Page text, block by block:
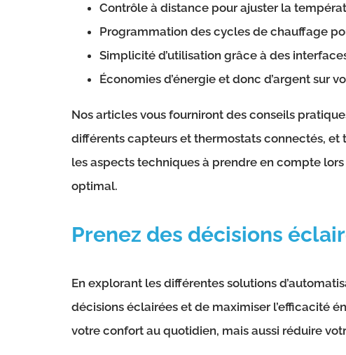
Contrôle à distance pour ajuster la
Programmation des cycles de chauffage
Simplicité d’utilisation grâce à des
Économies d’énergie et donc d’argent sur
Nos articles vous fourniront des conseils
différents capteurs et thermostats connectés,
les aspects techniques à prendre en compte
optimal.
Prenez des décisions
En explorant les différentes solutions
décisions éclairées et de maximiser l’efficacité
votre confort au quotidien, mais aussi réduire